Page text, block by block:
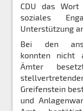
CDU das
soziales
Unterstützung
Bei den
konnten nicht
Ämter
Greifenstein
und